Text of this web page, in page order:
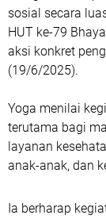
sosial secara
HUT ke-79
aksi konkret
(19/6/2025).
Yoga menilai
terutama bagi
layanan
anak-anak, dan
Ia berharap